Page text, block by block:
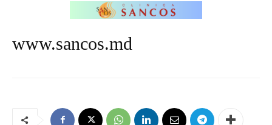
www.sancos.md